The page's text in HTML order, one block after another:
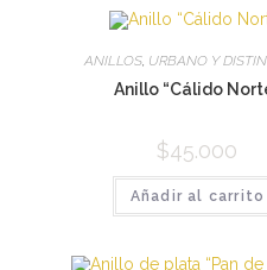
ANILLOS, URBANO Y
Anillo “Cálido
$45.000
Añadir al carrito